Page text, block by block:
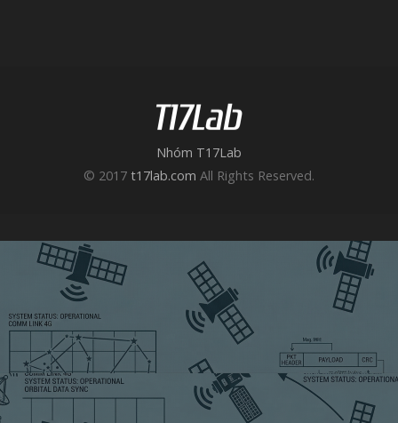
Nhóm T17Lab
© 2017 t17lab.com All Rights Reserved.